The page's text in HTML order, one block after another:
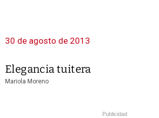
30 de agosto de 2013
Elegancia tuitera
Mariola Moreno
Publicidad